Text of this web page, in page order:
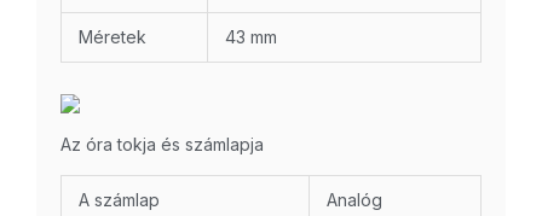
Méretek 43 mm
Az óra tokja és számlapja
A számlap Analóg